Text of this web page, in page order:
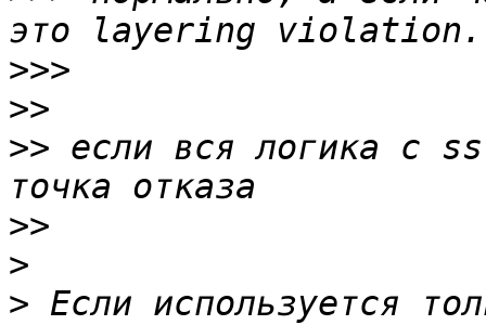
>>>
>>
>> если вся логика с
>>
>
> Если используется